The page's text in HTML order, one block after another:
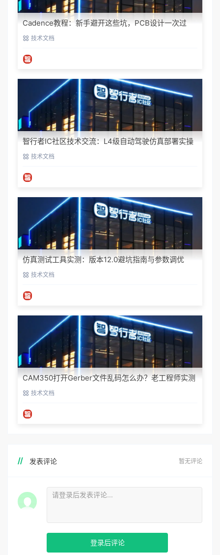
Cadence教程：新手避开这些坑，PCB设计一次过
技术文档
智行者IC社区技术交流：L4级自动驾驶仿真部署实操
指南技术文档
仿真测试工具实测：版本12.0避坑指南与参数调优
技术文档
CAM350打开Gerber文件乱码怎么办？老工程师实测
避坑指南
技术文档
发表评论 暂无评论
登录后评论